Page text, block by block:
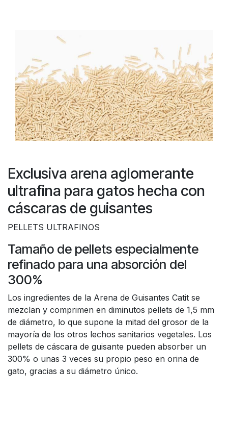
Exclusiva arena aglomerante
ultrafina para gatos hecha con
cáscaras de guisantes
PELLETS ULTRAFINOS
Tamaño de pellets especialmente
refinado para una absorción del
300%
Los ingredientes de la Arena de Guisantes Catit se
mezclan y comprimen en diminutos pellets de 1,5 mm
de diámetro, lo que supone la mitad del grosor de la
mayoría de los otros lechos sanitarios vegetales. Los
pellets de cáscara de guisante pueden absorber un
300% o unas 3 veces su propio peso en orina de
gato, gracias a su diámetro único.